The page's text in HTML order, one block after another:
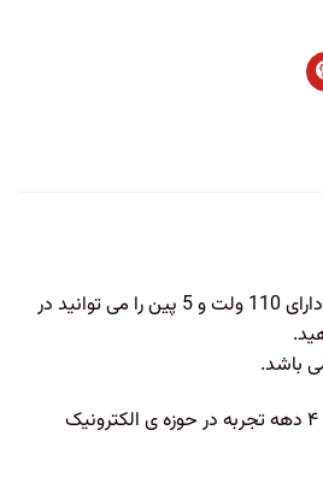
رله امرن مدل G2R-1-SN دارای 110 ولت و 5 پین را می توانید در
باشد.
فروشگاه عارف الکترونیک با ۴ دهه تجربه در حوزه ی الکترونیک